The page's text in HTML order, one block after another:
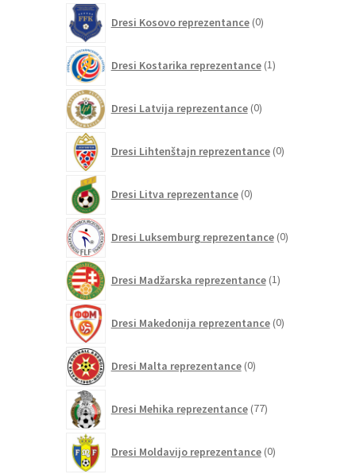
Dresi Kosovo reprezentance 0izdelkov
Dresi Kostarika reprezentance 1izdelek
Dresi Latvija reprezentance 0izdelkov
Dresi Lihtenštajn reprezentance 0izdelkov
Dresi Litva reprezentance 0izdelkov
Dresi Luksemburg reprezentance 0izdelkov
Dresi Madžarska reprezentance 1izdelek
Dresi Makedonija reprezentance 0izdelkov
Dresi Malta reprezentance 0izdelkov
Dresi Mehika reprezentance 77izdelkov
Dresi Moldavijo reprezentance 0izdelkov